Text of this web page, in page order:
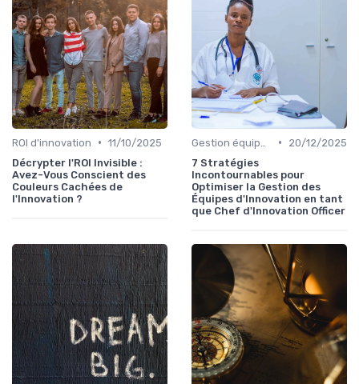
ROI d'innovation • 11/10/2025
Décrypter l'ROI Invisible :
Avez-Vous Conscient des
Couleurs Cachées de
l'Innovation ?
•
20/12/2025
7 Stratégies
Incontournables pour
Optimiser la Gestion des
Équipes d'Innovation en tant
que Chef d'Innovation Officer